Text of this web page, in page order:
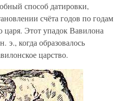
способ датировки,
счёта годов по годам
царя. Этот упадок Вавилона
э., когда образовалось
царство.